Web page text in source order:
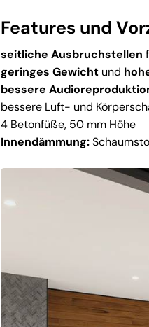
Features und
seitliche Ausbruchstellen
geringes Gewicht und
bessere
bessere Luft- und
4 Betonfüße, 50 mm Höhe
Innendämmung: